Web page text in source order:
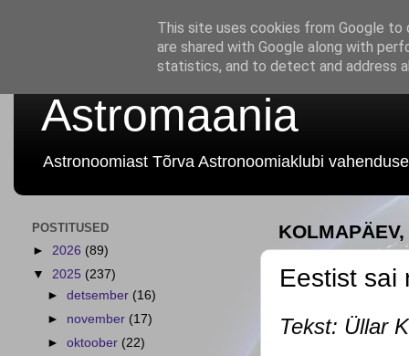
Astromaania
Astronoomiast Tõrva Astronoomiaklubi
Eestist sai
Tekst: Üllar
POSTITUSED
► 2026 (89)
▼ 2025 (237)
►detsember (16)
► november (17)
►oktoober (22)
This site uses cookies from Google to
are shared with Google along with
statistics, and to detect and address